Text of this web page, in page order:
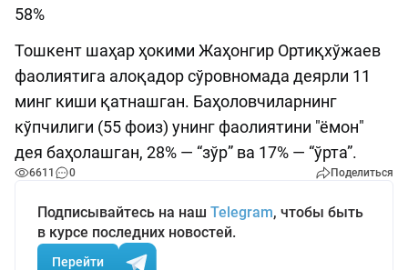
58%
Тошкент шаҳар ҳокими Жаҳонгир Ортиқхўжаев
фаолиятига алоқадор сўровномада деярли 11
минг киши қатнашган. Баҳоловчиларнинг
кўпчилиги (55 фоиз) унинг фаолиятини "ёмон"
дея баҳолашган, 28% — “зўр” ва 17% — “ўрта”.
6611 0 Поделиться
Подписывайтесь на наш Telegram, чтобы быть
в курсе последних новостей.
Перейти